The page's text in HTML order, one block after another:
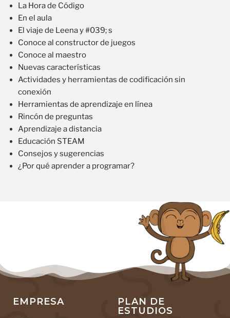
La Hora de Código
En el aula
El viaje de Leena y #039; s
Conoce al constructor de juegos
Conoce al maestro
Nuevas características
Actividades y herramientas de codificación sin
conexión
Herramientas de aprendizaje en línea
Rincón de preguntas
Aprendizaje a distancia
Educación STEAM
Consejos y sugerencias
¿Por qué aprender a programar?
EMPRESA
PLAN DE
ESTUDIOS